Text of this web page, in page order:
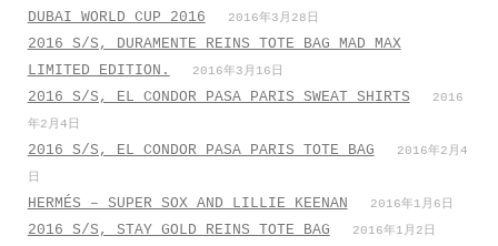
DUBAI WORLD CUP 2016 2016年3月28日
2016 S/S, DURAMENTE REINS TOTE BAG MAD MAX
LIMITED EDITION.
2016年3月16日
2016 S/S, EL CONDOR PASA PARIS SWEAT SHIRTS
2016
年2月4日
2016 S/S, EL CONDOR PASA PARIS TOTE BAG
2016年2月4
日
HERMÉS – SUPER SOX AND LILLIE KEENAN 2016年1月6日
2016 S/S, STAY GOLD REINS TOTE BAG 2016年1月2日